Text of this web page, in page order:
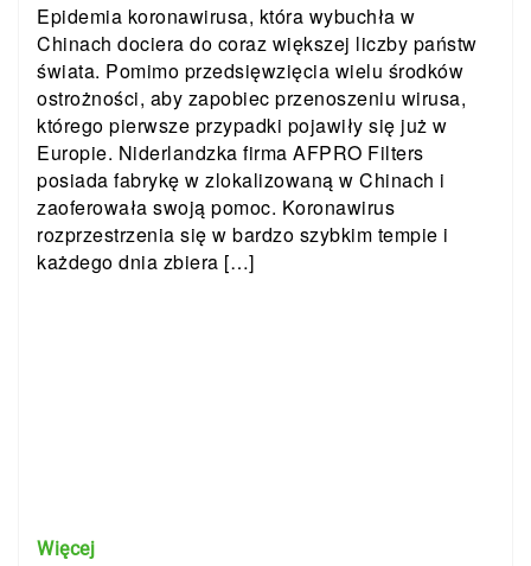
Epidemia koronawirusa, która wybuchła w
Chinach dociera do coraz większej liczby państw
świata. Pomimo przedsięwzięcia wielu środków
ostrożności, aby zapobiec przenoszeniu wirusa,
którego pierwsze przypadki pojawiły się już w
Europie. Niderlandzka firma AFPRO Filters
posiada fabrykę w zlokalizowaną w Chinach i
zaoferowała swoją pomoc. Koronawirus
rozprzestrzenia się w bardzo szybkim tempie i
każdego dnia zbiera […]
Więcej